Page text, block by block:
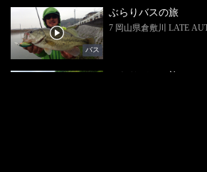
バス
ぶらりバスの旅
7 岡山県倉敷川 LATE